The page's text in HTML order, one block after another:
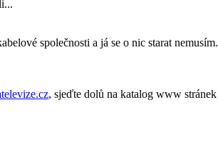
společnosti a já se o nic starat nemusím.
, sjeďte dolů na katalog www